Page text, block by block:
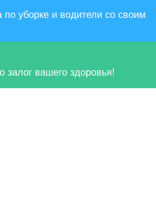
уборке и водители со своим
вашего здоровья!